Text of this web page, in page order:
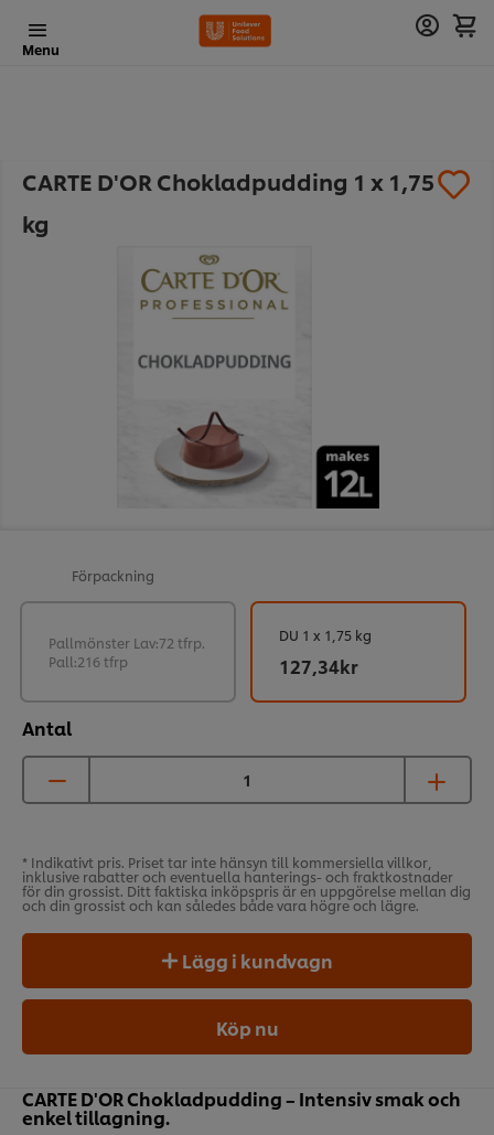
Menu
CARTE D'OR Chokladpudding 1 x 1,75
kg
Förpackning
Antal
Pallmönster Lav:72 tfrp.
Pall:216 tfrp
DU 1 x 1,75 kg
127,34kr
* Indikativt pris. Priset tar inte hänsyn till kommersiella villkor,
inklusive rabatter och eventuella hanterings- och fraktkostnader
för din grossist. Ditt faktiska inköpspris är en uppgörelse mellan dig
och din grossist och kan således både vara högre och lägre.
Lägg i kundvagn
Köp nu
CARTE D'OR Chokladpudding – Intensiv smak och
enkel tillagning.